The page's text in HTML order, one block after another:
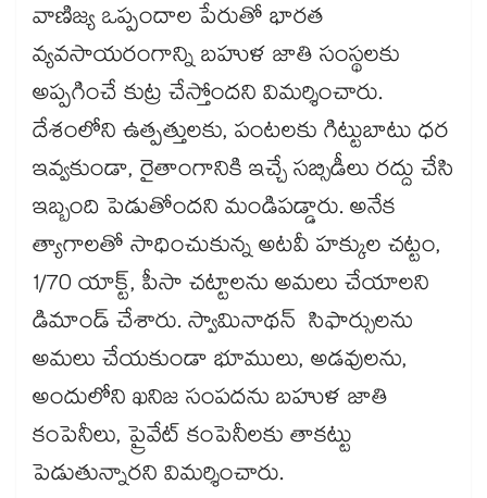
వాణిజ్య ఒప్పందాల పేరుతో భారత
వ్యవసాయరంగాన్ని బహుళ జాతి సంస్థలకు
అప్పగించే కుట్ర చేస్తోందని విమర్శించారు.
దేశంలోని ఉత్పత్తులకు, పంటలకు గిట్టుబాటు ధర
ఇవ్వకుండా, రైతాంగానికి ఇచ్చే సబ్సిడీలు రద్దు చేసి
ఇబ్బంది పెడుతోందని మండిపడ్డారు. అనేక
త్యాగాలతో సాధించుకున్న అటవీ హక్కుల చట్టం,
1/70 యాక్ట్, పీసా చట్టాలను అమలు చేయాలని
డిమాండ్​ చేశారు. స్వామినాథన్ సిఫార్సులను
అమలు చేయకుండా భూములు, అడవులను,
అందులోని ఖనిజ సంపదను బహుళ జాతి
కంపెనీలు, ప్రైవేట్​ కంపెనీలకు తాకట్టు
పెడుతున్నారని విమర్శించారు.